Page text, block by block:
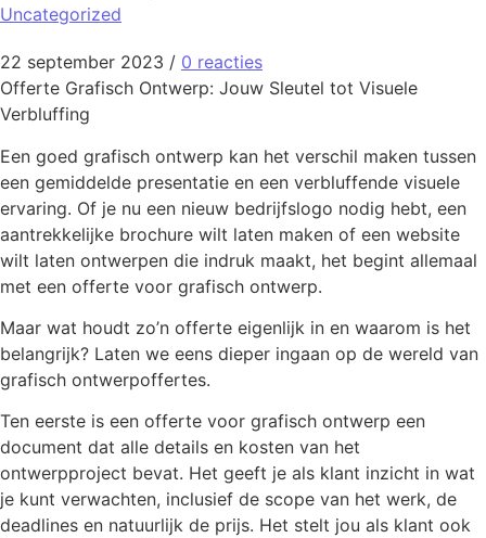
Uncategorized
22 september 2023 / 0 reacties
Offerte Grafisch Ontwerp: Jouw Sleutel tot Visuele
Verbluffing
Een goed grafisch ontwerp kan het verschil maken tussen
een gemiddelde presentatie en een verbluffende visuele
ervaring. Of je nu een nieuw bedrijfslogo nodig hebt, een
aantrekkelijke brochure wilt laten maken of een website
wilt laten ontwerpen die indruk maakt, het begint allemaal
met een offerte voor grafisch ontwerp.
Maar wat houdt zo’n offerte eigenlijk in en waarom is het
belangrijk? Laten we eens dieper ingaan op de wereld van
grafisch ontwerpoffertes.
Ten eerste is een offerte voor grafisch ontwerp een
document dat alle details en kosten van het
ontwerpproject bevat. Het geeft je als klant inzicht in wat
je kunt verwachten, inclusief de scope van het werk, de
deadlines en natuurlijk de prijs. Het stelt jou als klant ook